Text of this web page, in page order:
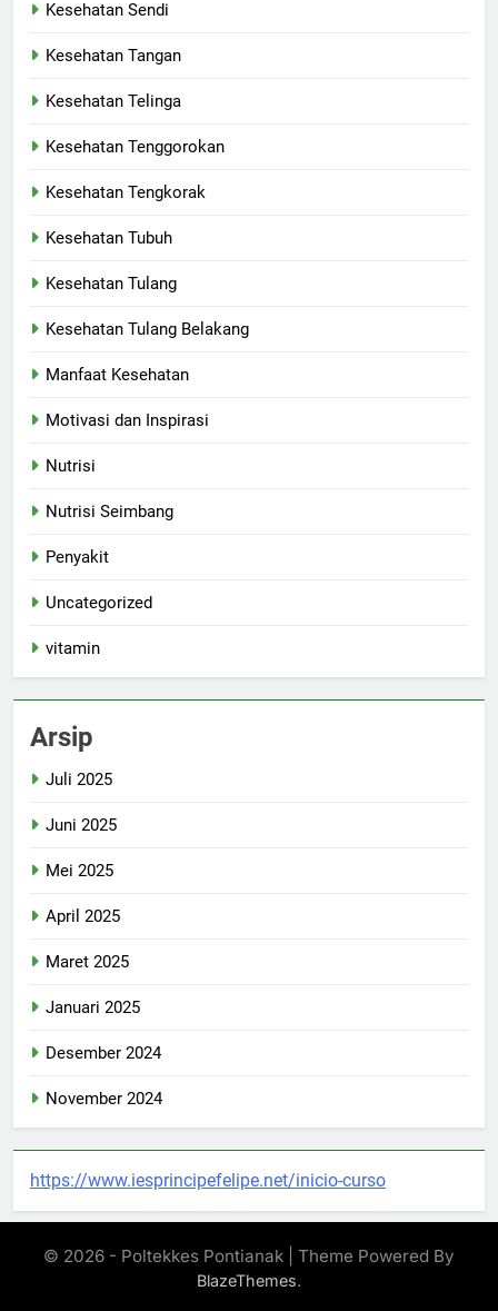
Kesehatan Sendi
Kesehatan Tangan
Kesehatan Telinga
Kesehatan Tenggorokan
Kesehatan Tengkorak
Kesehatan Tubuh
Kesehatan Tulang
Kesehatan Tulang Belakang
Manfaat Kesehatan
Motivasi dan Inspirasi
Nutrisi
Nutrisi Seimbang
Penyakit
Uncategorized
vitamin
Arsip
Juli 2025
Juni 2025
Mei 2025
April 2025
Maret 2025
Januari 2025
Desember 2024
November 2024
https://www.iesprincipefelipe.net/inicio-curso
© 2026 - Poltekkes Pontianak | Theme Powered By
BlazeThemes.